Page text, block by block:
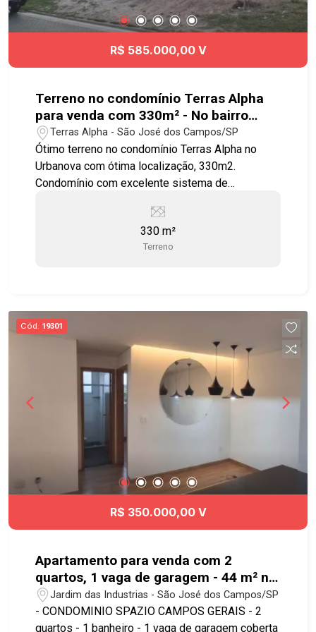
tempo e agende agora mesmo sua visita!!!
#jardimdasindustrias #sobrado #viaoeste
#Angloalante #Ibaji
R$ 585.000,00 V
Terreno no condomínio Terras Alpha
para venda com 330m² - No bairro
Urbanova - SJC
Terras Alpha - São José dos Campos/SP
Ótimo terreno no condomínio Terras Alpha no
Urbanova com ótima localização, 330m2.
Condomínio com excelente sistema de
circuito interno de TV, fechamento do perímetro,
com diversos espaços voltados para a prática de
atividades em família com segurança. Com mais
pontos para relaxar e curtir com a sua família. O
Terras Alpha São José dos Campos está
localizado no ponto alto de Urbanova, com fácil
acesso para universidades, escolas, hospital,
restaurantes, padarias, farmácias,
supermercados, comércio e serviços. Ligue e
agende a sua visita! #imobiliaria
#geraçãoimóveis #terrenovenda #SJC
330 m²
Terreno
Cód. 19301
R$ 350.000,00 V
Apartamento para venda com 2
quartos, 1 vaga de garagem - 44 m² no
bairro Jardim das Industrias
Jardim das Industrias - São José dos Campos/SP
- CONDOMINIO SPAZIO CAMPOS GERAIS - 2
quartos - 1 banheiro - 1 vaga de garagem coberta